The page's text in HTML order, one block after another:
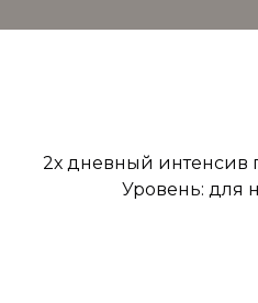
2х дневный интенсив
Уровень: для